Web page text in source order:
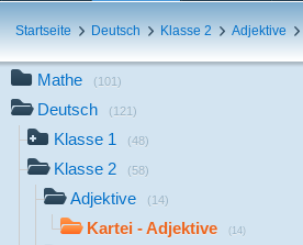
Startseite Deutsch Klasse 2 Adjektive
Mathe (101)
Deutsch (121)
Klasse 1 (48)
Klasse 2 (58)
Adjektive (14)
Kartei - Adjektive (14)